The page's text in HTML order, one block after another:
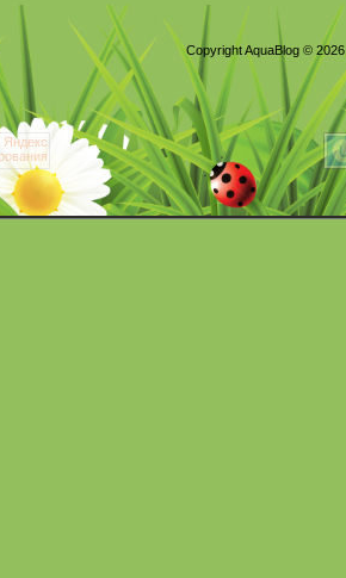
Copyright AquaBlog © 2026